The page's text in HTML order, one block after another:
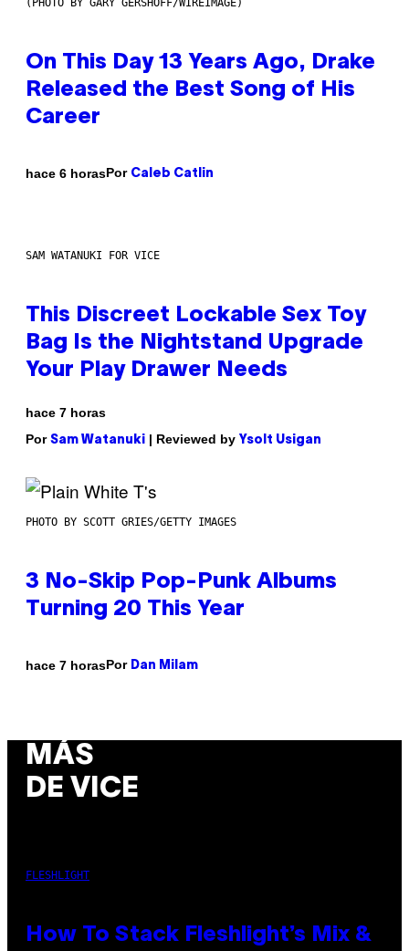
(PHOTO BY GARY GERSHOFF/WIREIMAGE)
On This Day 13 Years Ago, Drake
Released the Best Song of His
Career
hace 6 horasPor Caleb Catlin
SAM WATANUKI FOR VICE
This Discreet Lockable Sex Toy
Bag Is the Nightstand Upgrade
Your Play Drawer Needs
hace 7 horas
Por Sam Watanuki | Reviewed by Ysolt Usigan
PHOTO BY SCOTT GRIES/GETTY IMAGES
3 No-Skip Pop-Punk Albums
Turning 20 This Year
hace 7 horasPor Dan Milam
MÁS
DE VICE
FLESHLIGHT
How To Stack Fleshlight’s Mix &